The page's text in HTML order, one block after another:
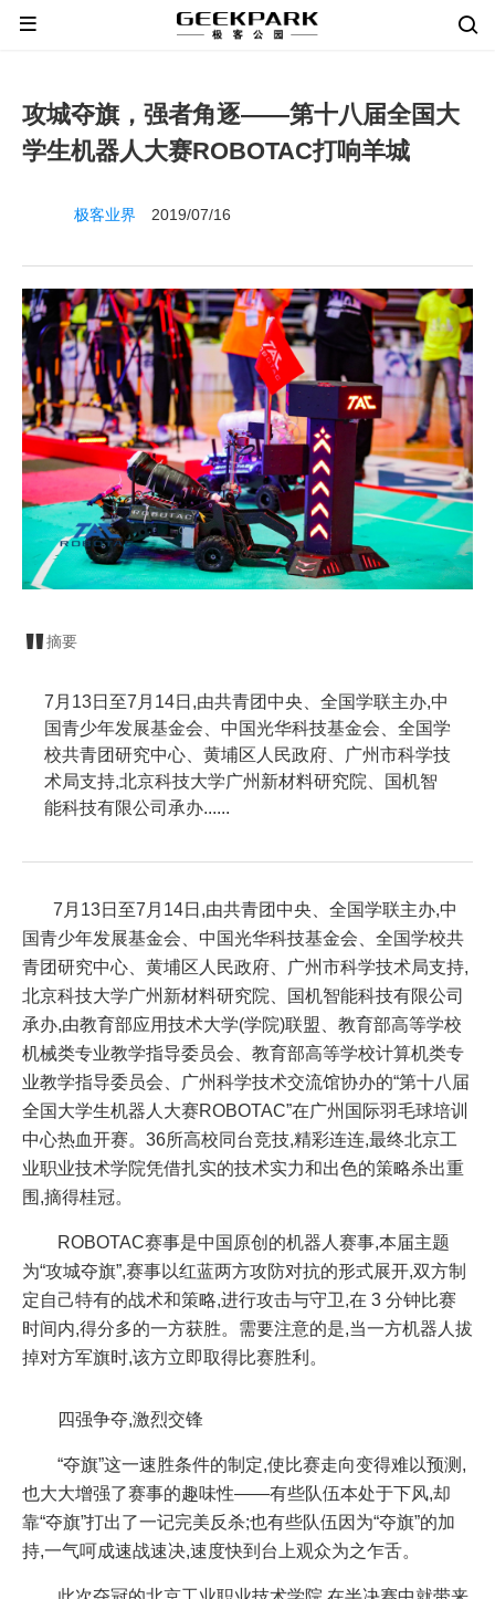
攻城夺旗，强者角逐——第十八届全国大
学生机器人大赛ROBOTAC打响羊城
极客业界 2019/07/16
摘要
7月13日至7月14日,由共青团中央、全国学联主办,中
国青少年发展基金会、中国光华科技基金会、全国学
校共青团研究中心、黄埔区人民政府、广州市科学技
术局支持,北京科技大学广州新材料研究院、国机智
能科技有限公司承办......
7月13日至7月14日,由共青团中央、全国学联主办,中
国青少年发展基金会、中国光华科技基金会、全国学校共
青团研究中心、黄埔区人民政府、广州市科学技术局支持,
北京科技大学广州新材料研究院、国机智能科技有限公司
承办,由教育部应用技术大学(学院)联盟、教育部高等学校
机械类专业教学指导委员会、教育部高等学校计算机类专
业教学指导委员会、广州科学技术交流馆协办的“第十八届
全国大学生机器人大赛ROBOTAC”在广州国际羽毛球培训
中心热血开赛。36所高校同台竞技,精彩连连,最终北京工
业职业技术学院凭借扎实的技术实力和出色的策略杀出重
围,摘得桂冠。
ROBOTAC赛事是中国原创的机器人赛事,本届主题
为“攻城夺旗”,赛事以红蓝两方攻防对抗的形式展开,双方制
定自己特有的战术和策略,进行攻击与守卫,在 3 分钟比赛
时间内,得分多的一方获胜。需要注意的是,当一方机器人拔
掉对方军旗时,该方立即取得比赛胜利。
四强争夺,激烈交锋
“夺旗”这一速胜条件的制定,使比赛走向变得难以预测,
也大大增强了赛事的趣味性——有些队伍本处于下风,却
靠“夺旗”打出了一记完美反杀;也有些队伍因为“夺旗”的加
持,一气呵成速战速决,速度快到台上观众为之乍舌。